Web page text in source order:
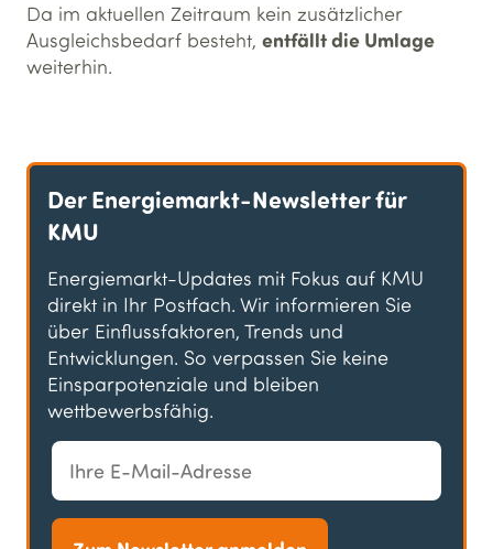
Da im aktuellen Zeitraum kein zusätzlicher
Ausgleichsbedarf besteht, entfällt die Umlage
weiterhin.
Der Energiemarkt-Newsletter für
KMU
Energiemarkt-Updates mit Fokus auf KMU
direkt in Ihr Postfach. Wir informieren Sie
über Einflussfaktoren, Trends und
Entwicklungen. So verpassen Sie keine
Einsparpotenziale und bleiben
wettbewerbsfähig.